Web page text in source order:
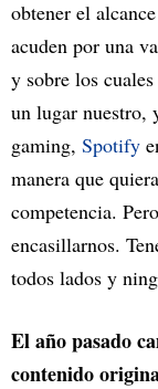
obtener el
acuden por una
y sobre los
un lugar nuestro,
gaming, Spotify
manera que
competencia.
encasillarnos.
todos lados y
El año pasado
contenido